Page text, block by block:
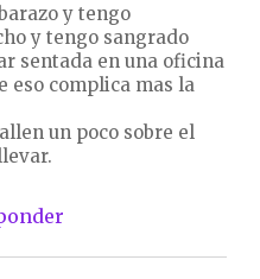
y tengo
y tengo sangrado
sentada en una oficina
eso complica mas la
un poco sobre el